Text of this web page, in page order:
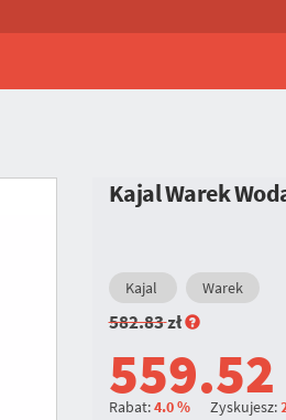
Kajal Warek
Kajal Warek
582.83zł
559.52
Rabat:4.0 % Zyskujesz: